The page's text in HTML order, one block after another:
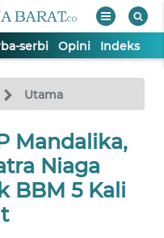
serbi Opini Indeks
Utama
Mandalika,
Niaga
BBM 5 Kali